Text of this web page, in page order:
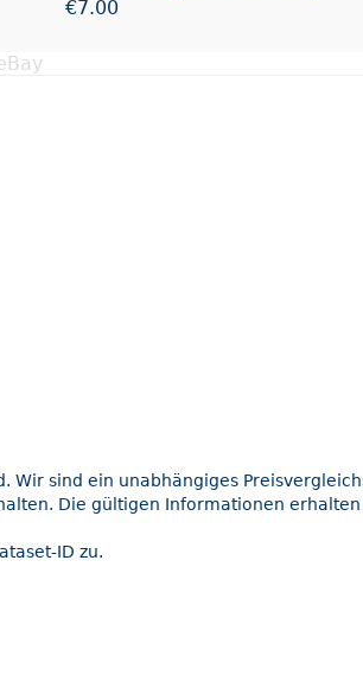
€7.00
sind ein unabhängiges
Die gültigen Informationen
ID zu.